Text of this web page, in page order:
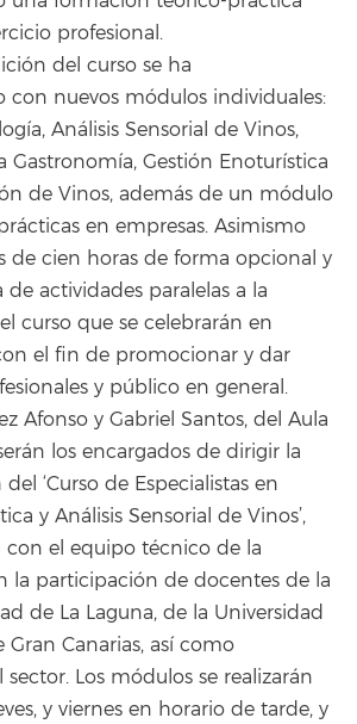
profesional.
del curso se ha
nuevos módulos individuales:
Análisis Sensorial de Vinos,
Gastronomía, Gestión Enoturística
de Vinos, además de un módulo
en empresas. Asimismo
de cien horas de forma opcional y
actividades paralelas a la
curso que se celebrarán en
el fin de promocionar y dar
y público en general.
Afonso y Gabriel Santos, del Aula
los encargados de dirigir la
‘Curso de Especialistas en
y Análisis Sensorial de Vinos’,
el equipo técnico de la
la participación de docentes de la
de La Laguna, de la Universidad
Gran Canarias, así como
sector. Los módulos se realizarán
y viernes en horario de tarde, y